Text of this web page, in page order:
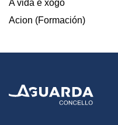
A vida é xogo
Acion (Formación)